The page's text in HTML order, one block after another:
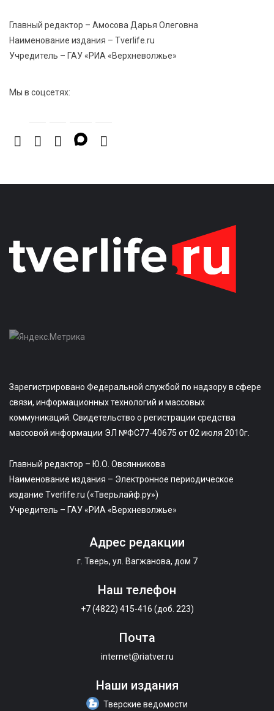
Главный редактор – Амосова Дарья Олеговна
Наименование издания – Tverlife.ru
Учредитель – ГАУ «РИА «Верхневолжье»
Мы в соцсетях:
Зарегистрировано Федеральной службой по надзору в сфере
связи, информационных технологий и массовых
коммуникаций. Свидетельство о регистрации средства
массовой информации ЭЛ №ФС77-40675 от 02 июля 2010г.
Главный редактор – Ю.О. Овсянникова
Наименование издания – Электронное периодическое
издание Tverlife.ru («Тверьлайф.ру»)
Учредитель – ГАУ «РИА «Верхневолжье»
Адрес редакции
г. Тверь, ул. Вагжанова, дом 7
Наш телефон
+7 (4822) 415-416 (доб. 223)
Почта
internet@riatver.ru
Наши издания
Тверские ведомости